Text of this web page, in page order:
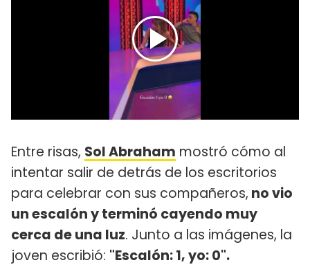
Entre risas, Sol Abraham mostró cómo al
intentar salir de detrás de los escritorios
para celebrar con sus compañeros, no vio
un escalón y terminó cayendo muy
cerca de una luz. Junto a las imágenes, la
joven escribió: "Escalón: 1, yo: 0".